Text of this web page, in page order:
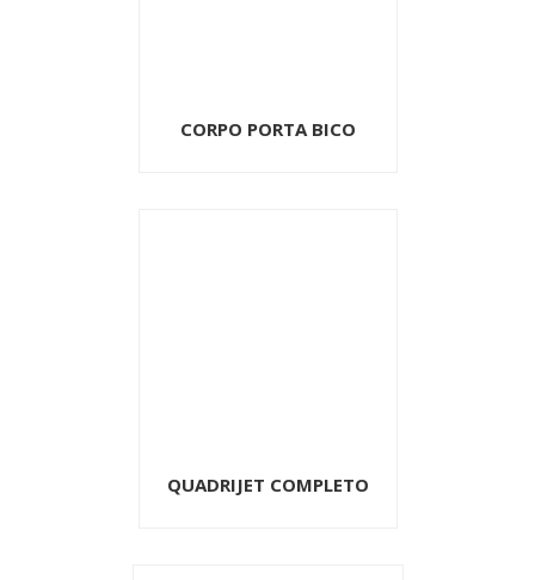
CORPO PORTA BICO
QUADRIJET COMPLETO